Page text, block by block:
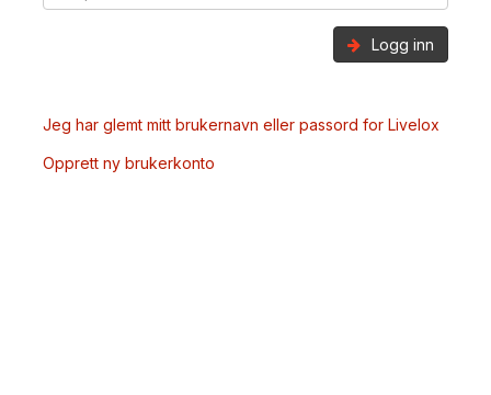
Logg inn
Jeg har glemt mitt brukernavn eller passord for Livelox
Opprett ny brukerkonto